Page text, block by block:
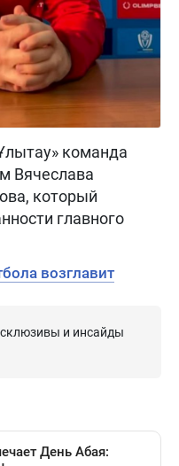
команда
Вячеслава
который
главного
возглавит
и инсайды